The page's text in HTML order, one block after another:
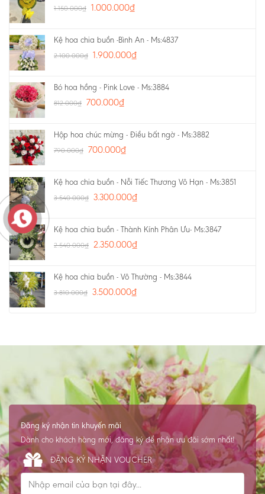
1.150.000₫ 1.000.000₫
Kệ hoa chia buồn -Bình An - Ms:4837
2.100.000₫ 1.900.000₫
Bó hoa hồng - Pink Love - Ms:3884
812.000₫ 700.000₫
Hộp hoa chúc mừng - Điều bất ngờ - Ms:3882
790.000₫ 700.000₫
Kệ hoa chia buồn - Nỗi Tiếc Thương Vô Hạn - Ms:3851
3.540.000₫ 3.300.000₫
Kệ hoa chia buồn - Thành Kính Phân Ưu- Ms:3847
2.540.000₫ 2.350.000₫
Kệ hoa chia buồn - Vô Thường - Ms:3844
3.810.000₫ 3.500.000₫
Đăng ký nhận tin khuyến mãi
Dành cho khách hàng mới, đăng ký để nhận ưu đãi sớm nhất!
ĐĂNG KÝ NHẬN VOUCHER